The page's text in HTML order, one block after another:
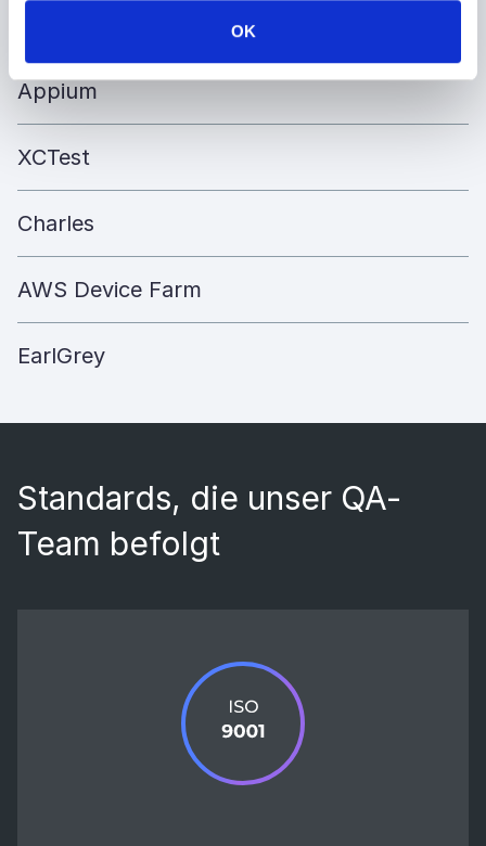
OK
Appium
XCTest
Charles
AWS Device Farm
EarlGrey
Standards, die unser QA-
Team befolgt